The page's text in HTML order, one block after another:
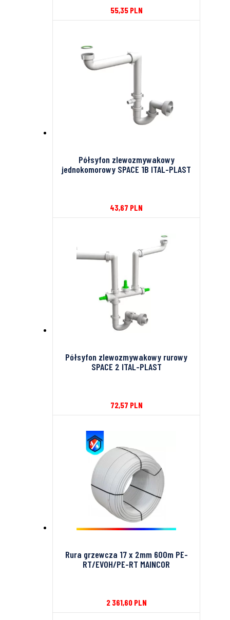
55,35 PLN
Półsyfon zlewozmywakowy
jednokomorowy SPACE 1B ITAL-PLAST
43,67 PLN
Półsyfon zlewozmywakowy rurowy
SPACE 2 ITAL-PLAST
72,57 PLN
Rura grzewcza 17 x 2mm 600m PE-
RT/EVOH/PE-RT MAINCOR
2 361,60 PLN